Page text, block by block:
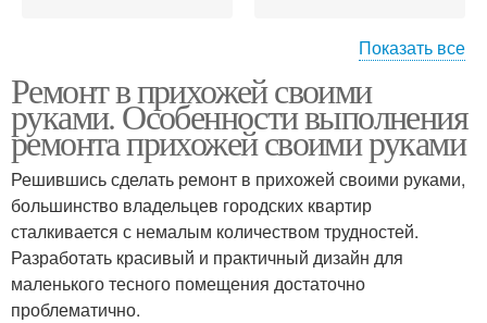
коридоре
Показать все
Ремонт в прихожей своими
руками. Особенности выполнения
ремонта прихожей своими руками
Решившись сделать ремонт в прихожей своими руками,
большинство владельцев городских квартир
сталкивается с немалым количеством трудностей.
Разработать красивый и практичный дизайн для
маленького тесного помещения достаточно
проблематично.